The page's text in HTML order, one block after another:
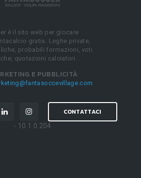
è il sito web per giocare
gratis. Leghe private,
probabili formazioni, voti
quotazioni calciatori.
E PUBBLICITÀ
CONTATTACI
- 10.1.0.204